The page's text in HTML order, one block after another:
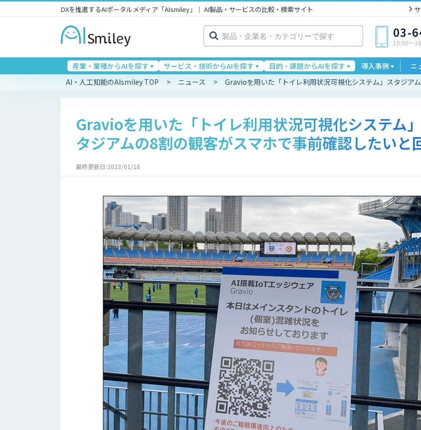
DXを推進するAIポータルメディア「AIsmiley」｜ AI製品・サービスの比較・検索サイト
検
索: 03-
10:00〜
産業・業種からAIを探す サービス・技術からAIを探す 目的・課題からAIを探す 導入事例 ニ
AI・人工知能のAIsmiley TOP ニュース Gravioを用いた「トイレ利用状況可視化システム」スタジア
Gravioを用いた「トイレ利用状況可視化システム
タジアムの8割の観客がスマホで事前確認したいと
最終更新日:2023/01/18